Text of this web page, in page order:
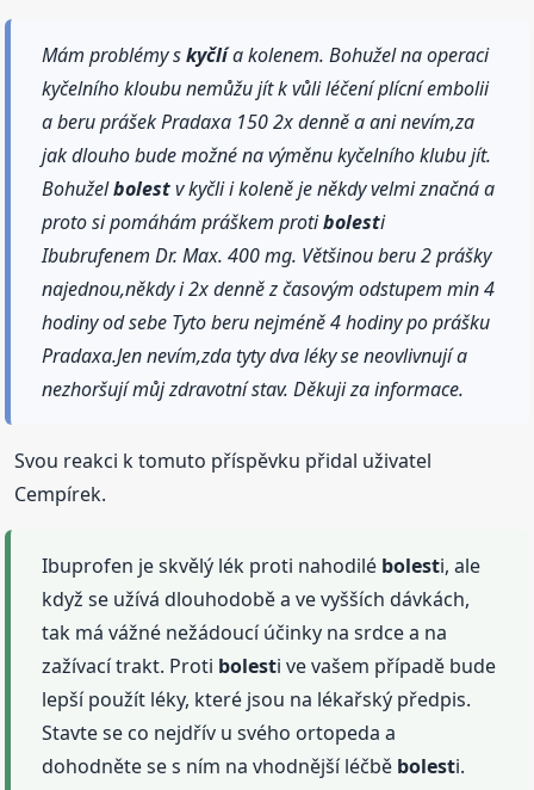
Mám problémy skyčlía kolenem. Bohužel na operaci
kyčelního kloubu nemůžu jít k vůli léčení plícní embolii
a beru prášek Pradaxa 150 2x denně a ani nevím,za
jak dlouho bude možné na výměnu kyčelního klubu jít.
Bohuželbolestv kyčli i koleně je někdy velmi značná a
proto si pomáhám práškem protibolesti
Ibubrufenem Dr. Max. 400 mg. Většinou beru 2 prášky
najednou,někdy i 2x denně z časovým odstupem min 4
hodiny od sebe Tyto beru nejméně 4 hodiny po prášku
Pradaxa.Jen nevím,zda tyty dva léky se neovlivnují a
nezhoršují můj zdravotní stav. Děkuji za informace.
Svou reakci k tomuto příspěvku přidal uživatel
Cempírek.
Ibuprofen je skvělý lék proti nahodilé bolesti, ale
když se užívá dlouhodobě a ve vyšších dávkách,
tak má vážné nežádoucí účinky na srdce a na
zažívací trakt. Proti bolesti ve vašem případě bude
lepší použít léky, které jsou na lékařský předpis.
Stavte se co nejdřív u svého ortopeda a
dohodněte se s ním na vhodnější léčbě bolesti.